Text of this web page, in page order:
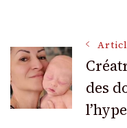
des
des